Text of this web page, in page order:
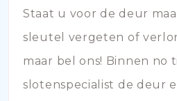
Staat u voor de deur
sleutel vergeten of
maar bel ons! Binnen no
slotenspecialist de deur